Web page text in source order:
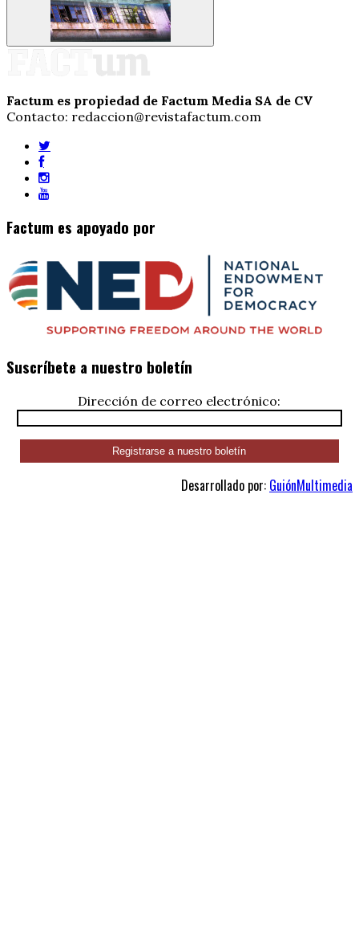
Factum es propiedad de Factum Media SA de CV
Contacto: redaccion@revistafactum.com
Factum es apoyado por
Suscríbete a nuestro boletín
Dirección de correo electrónico:
Desarrollado por: GuiónMultimedia